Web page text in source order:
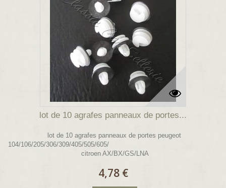
lot de 10 agrafes panneaux de portes...
lot de 10 agrafes panneaux de portes peugeot
104/106/205/306/309/405/505/605/
citroen AX/BX/GS/LNA
4,78 €